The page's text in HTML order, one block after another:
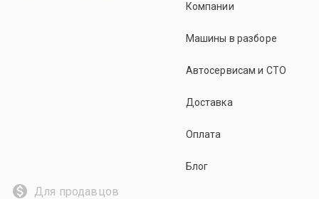
Компании
Машины в разборе
Автосервисам и СТО
Доставка
Оплата
Блог
Для продавцов